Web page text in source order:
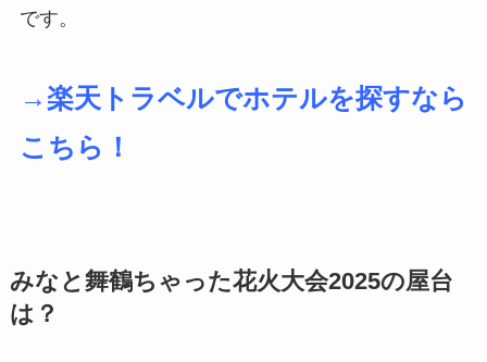
です。
→楽天トラベルでホテルを探すなら
こちら！
みなと舞鶴ちゃった花火大会2025の屋台
は？